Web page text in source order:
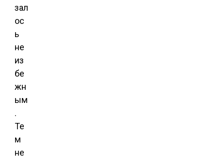
зал
ос
ь
не
из
бе
жн
ым
.
Те
м
не